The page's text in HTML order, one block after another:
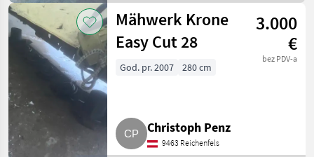
travu i baliranje /
Rotacioni prevrtači
(rasturači) sijena
Mähwerk Krone
Easy Cut 28
3.000
€
bez PDV-a
God. pr. 2007 280 cm
Christoph Penz
9463 Reichenfels